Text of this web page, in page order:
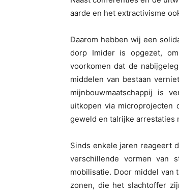
aarde en het extractivisme
Daarom hebben wij een
dorp Imider is opgezet,
voorkomen dat de
middelen van bestaan
mijnbouwmaatschappij is
uitkopen via microprojecten
geweld en talrijke arrestaties
Sinds enkele jaren reageert
verschillende vormen van
mobilisatie. Door middel
zonen, die het slachtoffer